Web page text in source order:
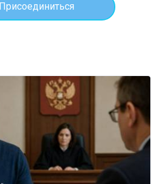
Присоединиться